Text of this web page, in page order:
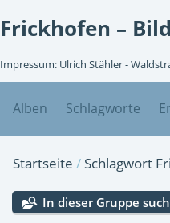
Frickhofen –
Impressum: Ulrich Stähler -
Alben Schlagworte
Startseite / Schlagwort
In dieser Gruppe